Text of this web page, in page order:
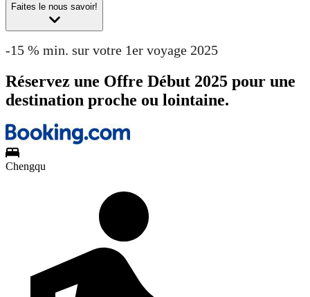
Faites le nous savoir!
-15 % min. sur votre 1er voyage 2025
Réservez une Offre Début 2025 pour une
destination proche ou lointaine.
Chengqu